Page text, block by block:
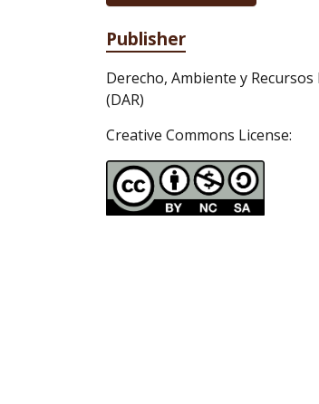
Publisher
Derecho, Ambiente y
(DAR)
Creative Commons License: